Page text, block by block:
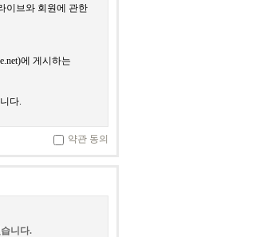
이브와 회원에 관한
)에 게시하는
다.
약관 동의
니다.